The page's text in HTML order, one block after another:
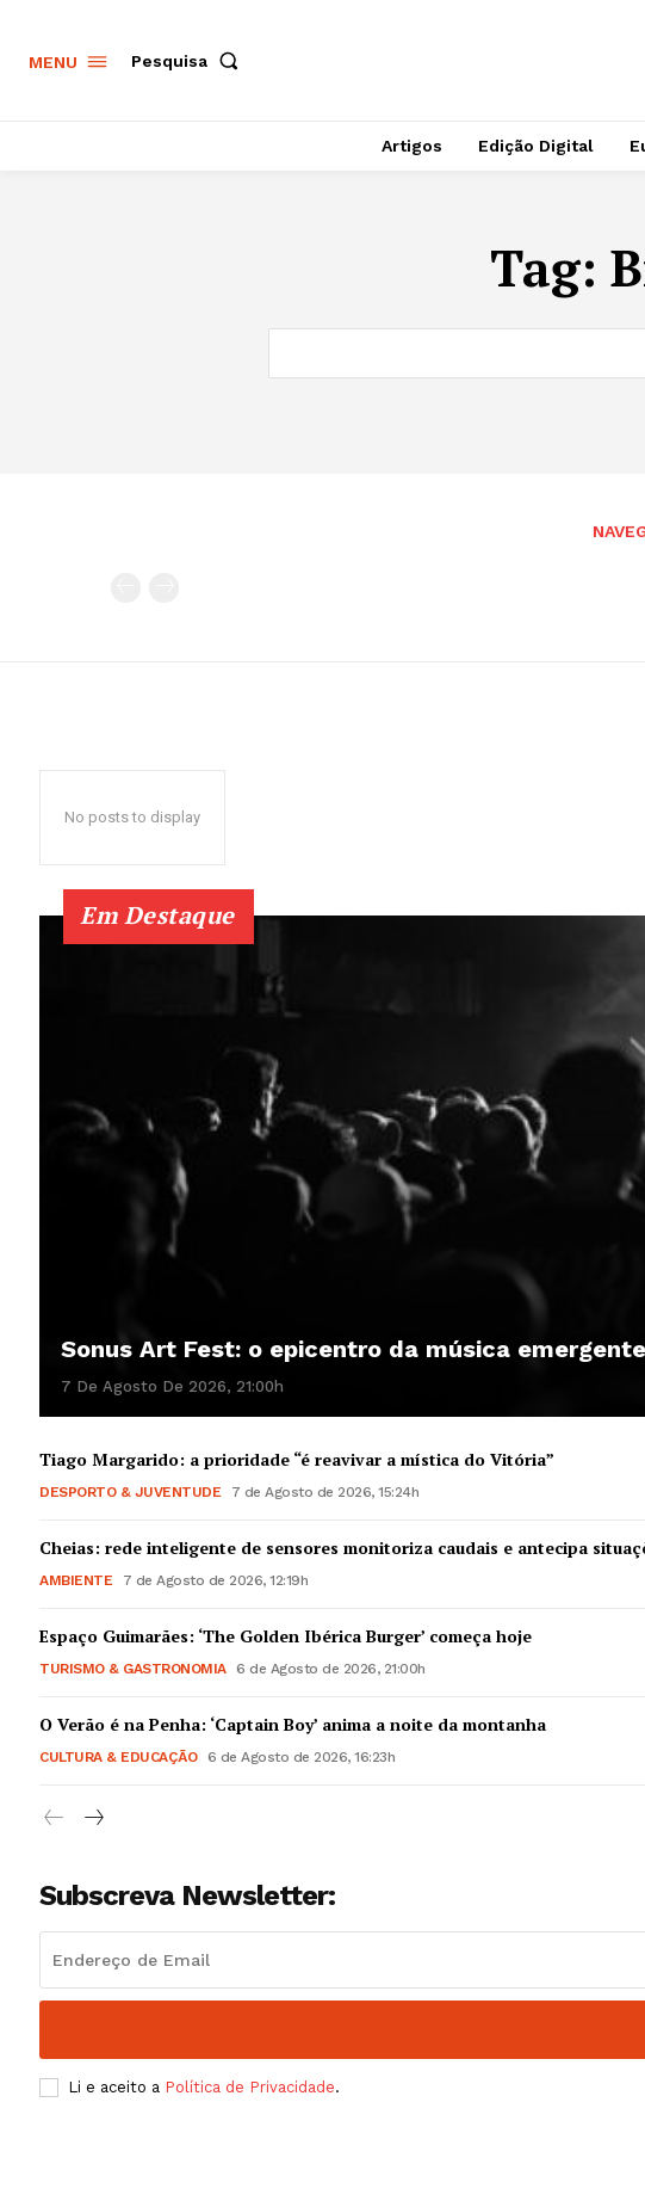
Guimarães, agora!
MENU Pesquisa
Artigos Edição Digital
Tag:
No posts to display
Em Destaque
Sonus Art Fest: o epicentro da música
7 De Agosto De 2026, 21:00h
Tiago Margarido: a prioridade “é reavivar a mística do Vitória”
DESPORTO & JUVENTUDE 7 de Agosto de 2026, 15:24h
Cheias: rede inteligente de sensores monitoriza caudais e antecipa
AMBIENTE 7 de Agosto de 2026, 12:19h
Espaço Guimarães: ‘The Golden Ibérica Burger’ começa hoje
TURISMO & GASTRONOMIA 6 de Agosto de 2026, 21:00h
O Verão é na Penha: ‘Captain Boy’ anima a noite da montanha
CULTURA & EDUCAÇÃO 6 de Agosto de 2026, 16:23h
Subscreva Newsletter:
Li e aceito a Política de Privacidade.